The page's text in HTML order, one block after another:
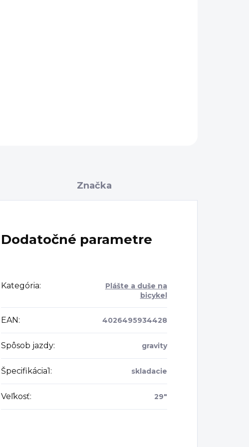
Značka
Dodatočné parametre
Kategória:
Plášte a duše na
bicykel
EAN : 4026495934428
Spôsob jazdy: gravity
Špecifikácia1 : skladacie
Veľkosť: 29"